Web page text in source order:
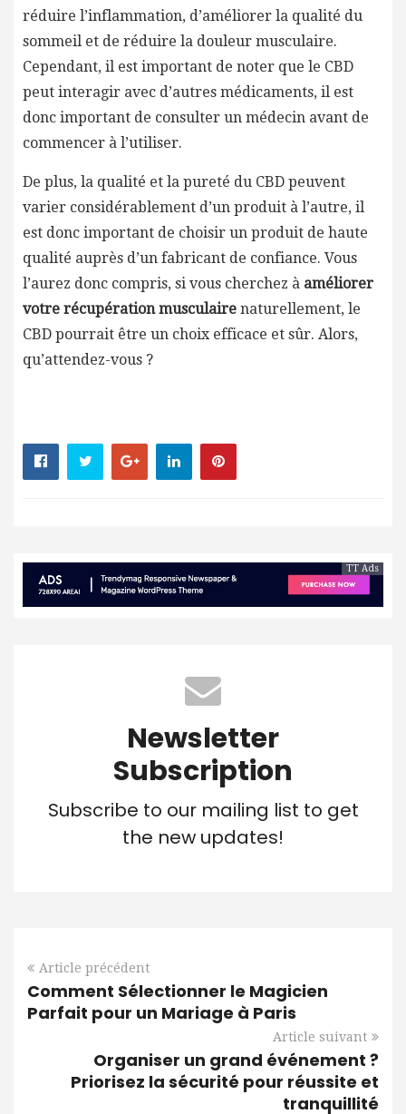
réduire l’inflammation, d’améliorer la qualité du
sommeil et de réduire la douleur musculaire.
Cependant, il est important de noter que le CBD
peut interagir avec d’autres médicaments, il est
donc important de consulter un médecin avant de
commencer à l’utiliser.
De plus, la qualité et la pureté du CBD peuvent
varier considérablement d’un produit à l’autre, il
est donc important de choisir un produit de haute
qualité auprès d’un fabricant de confiance. Vous
l’aurez donc compris, si vous cherchez à améliorer
votre récupération musculaire naturellement, le
CBD pourrait être un choix efficace et sûr. Alors,
qu’attendez-vous ?
TT Ads
Newsletter
Subscription
Subscribe to our mailing list to get
the new updates!
Article précédent
Comment Sélectionner le Magicien
Parfait pour un Mariage à Paris
Article suivant
Organiser un grand événement ?
Priorisez la sécurité pour réussite et
tranquillité